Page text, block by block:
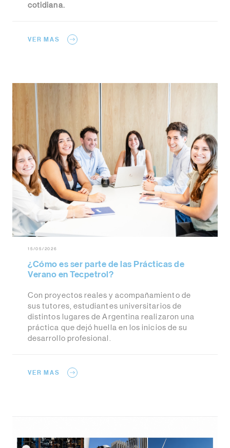
cotidiana.
VER MAS
15/05/2026
¿Cómo es ser parte de las Prácticas de
Verano en Tecpetrol?
Con proyectos reales y acompañamiento de
sus tutores, estudiantes universitarios de
distintos lugares de Argentina realizaron una
práctica que dejó huella en los inicios de su
desarrollo profesional.
VER MAS